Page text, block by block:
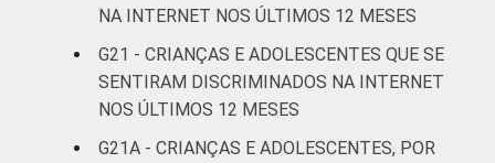
NA INTERNET NOS ÚLTIMOS 12 MESES
G21 - CRIANÇAS E ADOLESCENTES QUE SE
SENTIRAM DISCRIMINADOS NA INTERNET
NOS ÚLTIMOS 12 MESES
G21A - CRIANÇAS E ADOLESCENTES, POR